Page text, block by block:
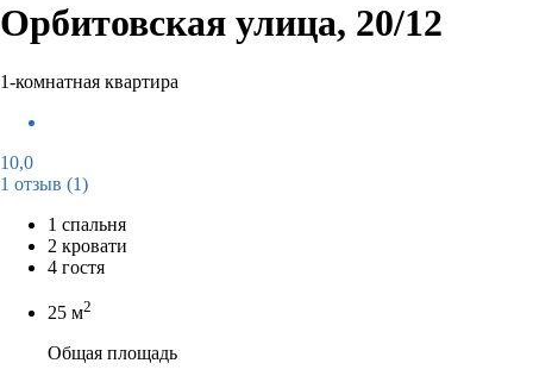
Орбитовская улица, 20/12
1-комнатная квартира
10,0
1 отзыв (1)
1 спальня
2 кровати
4 гостя
25 м2
Общая площадь